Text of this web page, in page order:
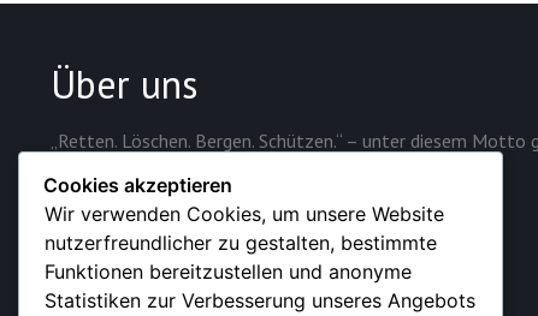
Über uns
„Retten. Löschen. Bergen. Schützen.“ – unter diesem
Cookies akzeptieren
Wir verwenden Cookies, um unsere Website
nutzerfreundlicher zu gestalten, bestimmte
Funktionen bereitzustellen und anonyme
Statistiken zur Verbesserung unseres Angebots